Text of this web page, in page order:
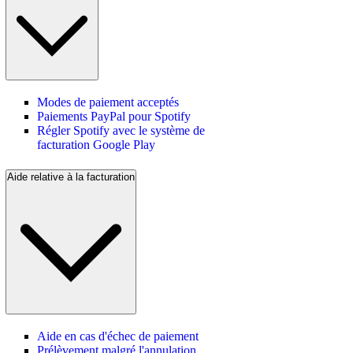
Modes de paiement acceptés
Paiements PayPal pour Spotify
Régler Spotify avec le système de
facturation Google Play
Aide relative à la facturation
Aide en cas d'échec de paiement
Prélèvement malgré l'annulation